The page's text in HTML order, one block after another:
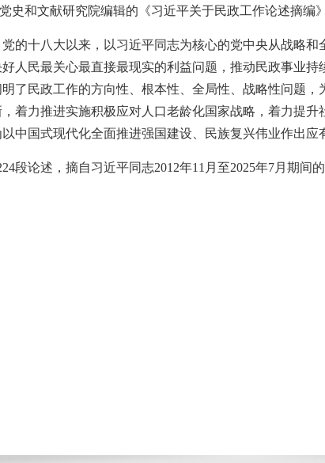
史和文献研究院编辑的《习近平关于民政工作论述摘编
的十八大以来，以习近平同志为核心的党中央从战略
人民最关心最直接最现实的利益问题，推动民政事业
了民政工作的方向性、根本性、全局性、战略性问题
着力推进实施积极应对人口老龄化国家战略，着力提
中国式现代化全面推进强国建设、民族复兴伟业作出应
段论述，摘自习近平同志2012年11月至2025年7月期